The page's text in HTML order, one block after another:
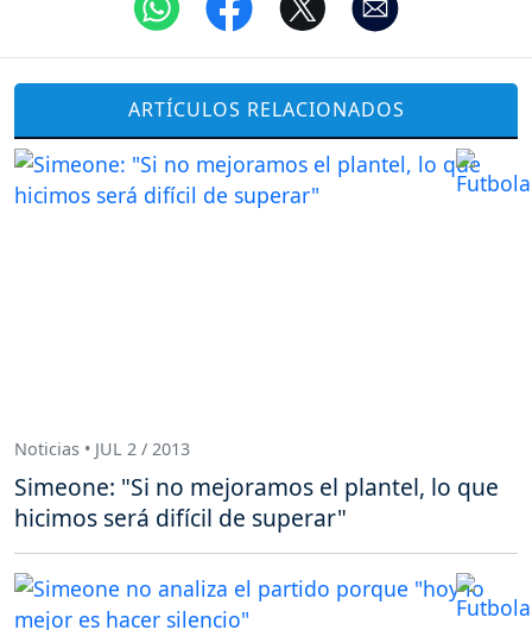
ARTÍCULOS RELACIONADOS
Noticias • JUL 2 / 2013
Simeone: "Si no mejoramos el plantel, lo que
hicimos será difícil de superar"